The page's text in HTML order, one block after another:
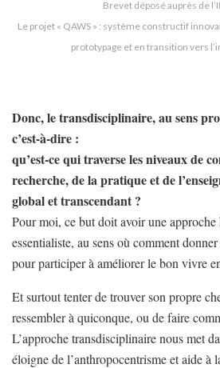
Brevet déposé auprès de
Le projet « QAWS » : système constructif
prototypage et en transition vers
Donc, le transdisciplinaire, au sens
c’est-à-dire :
qu’est-ce qui traverse les niveaux de
recherche, de la pratique et de
global et transcendant ?
Pour moi, ce but doit avoir une
essentialiste, au sens où comment
pour participer à améliorer le bon vivre
Et surtout tenter de trouver son propre
ressembler à quiconque, ou de faire
L’approche transdisciplinaire nous met
éloigne de l’anthropocentrisme et aide à